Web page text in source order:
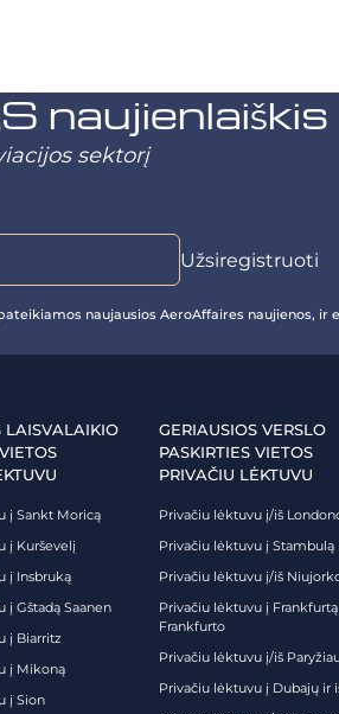
naujienlaiškis
sektorį
naujausios AeroAffaires naujienos, ir
LAISVALAIKIO
į Sankt Moricą
į Kurševelį
į Insbruką
į Gštadą Saanen
į Biarritz
į Mikoną
į Sion
GERIAUSIOS VERSLO
PASKIRTIES VIETOS
PRIVAČIU LĖKTUVU
Privačiu lėktuvu į/iš
Privačiu lėktuvu į Stambulą
Privačiu lėktuvu į/iš
Privačiu lėktuvu į
Frankfurto
Privačiu lėktuvu į/iš
Privačiu lėktuvu į Dubajų ir